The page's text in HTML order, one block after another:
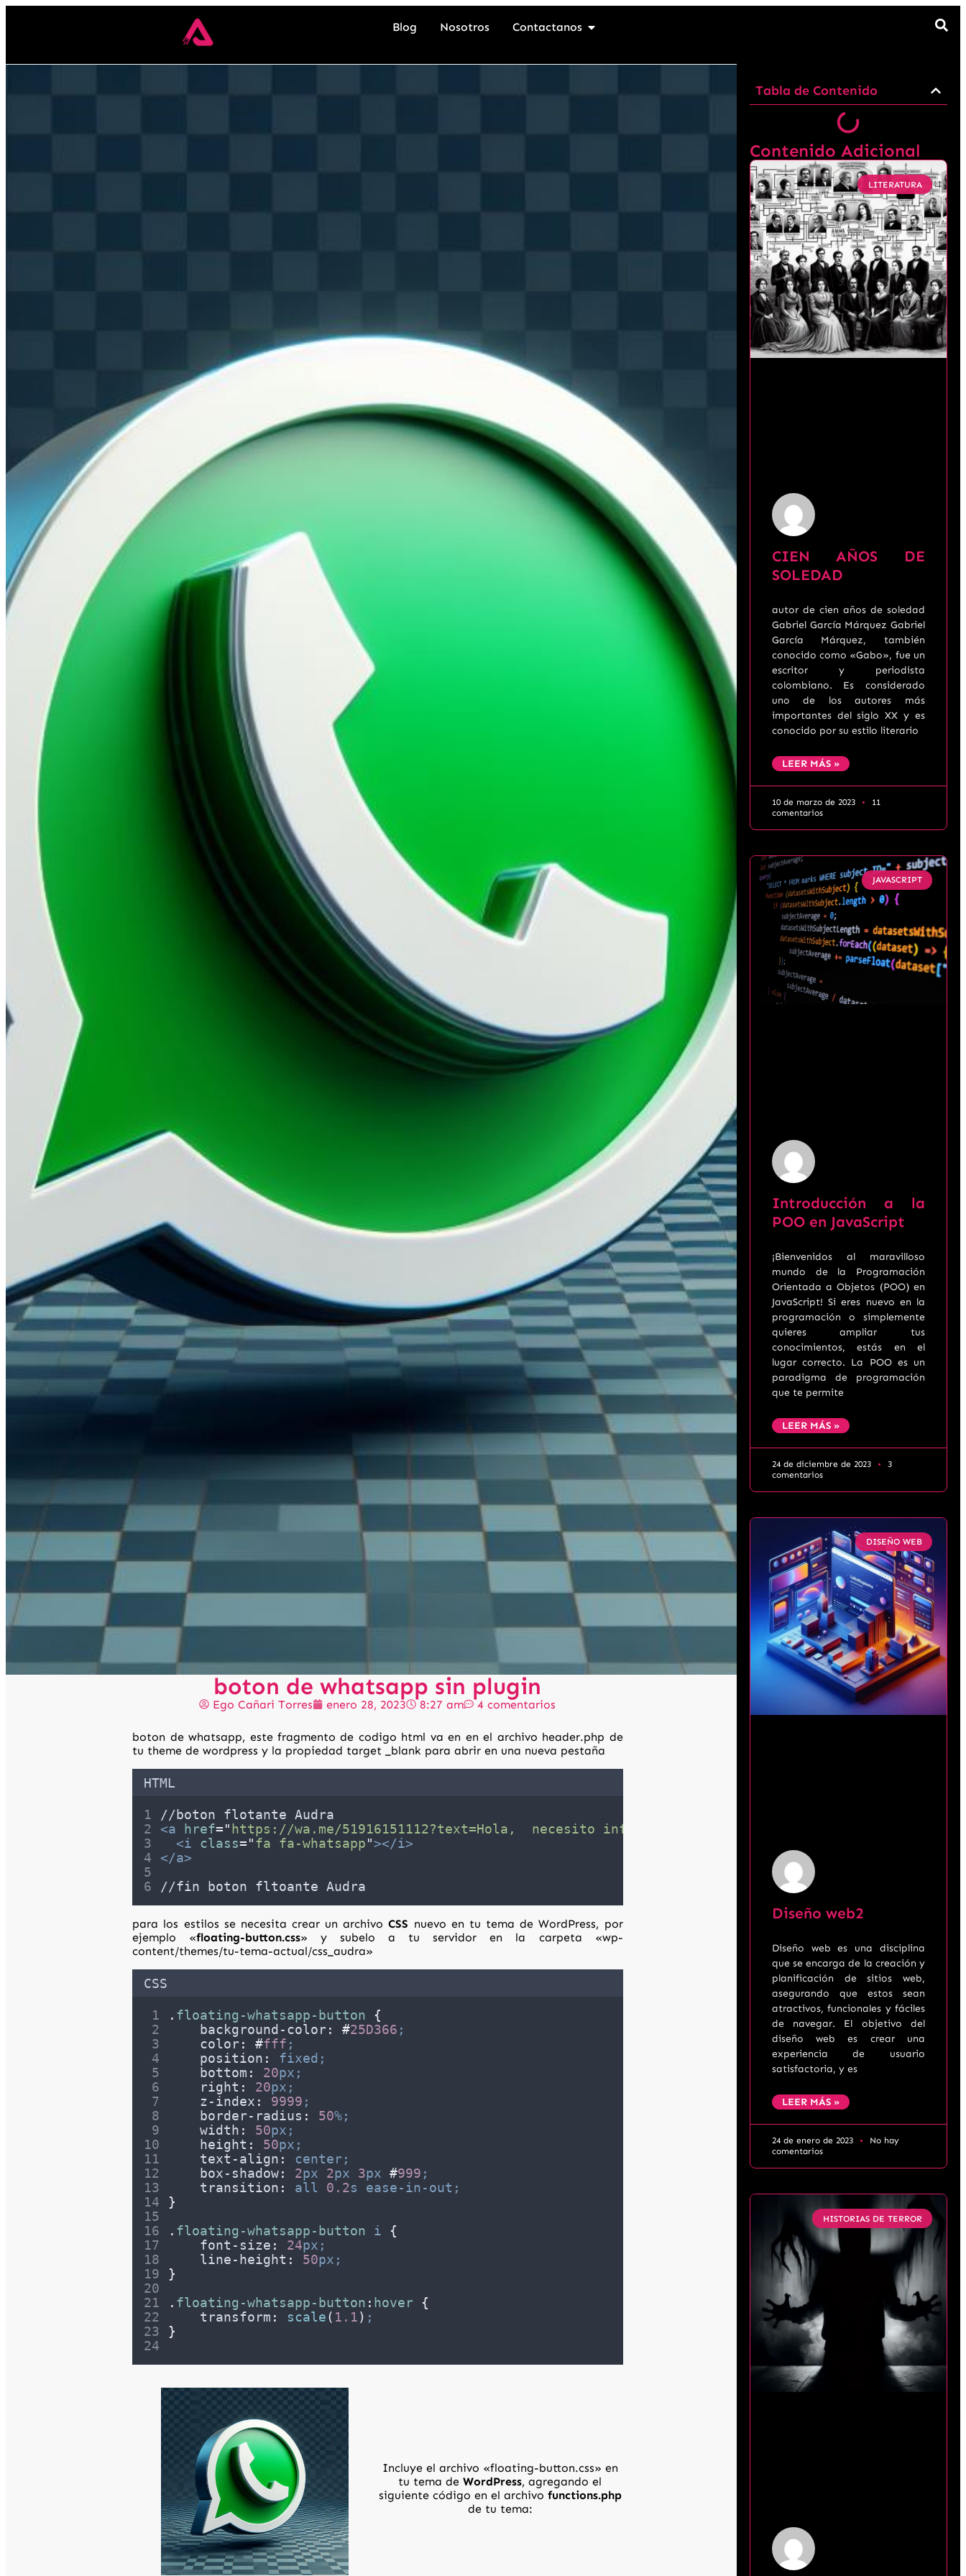
Blog Nosotros Contactanos
boton de whatsapp sin plugin
Ego Cañari Torres enero 28, 2023 8:27 am 4 comentarios
boton de whatsapp, este fragmento de codigo html va en en el archivo header.php de
tu theme de wordpress y la propiedad target _blank para abrir en una nueva pestaña
HTML
//boton flotante Audra
<a
href="https://wa.me/51916151112?text=Hola,  necesito informacion
<i
class="fa fa-whatsapp"></i>
</a>
//fin boton fltoante Audra
para los estilos se necesita crear un archivoCSS nuevo en tu tema de WordPress, por
ejemplo «floating-button.css» y subelo a tu servidor en la carpeta «wp-
content/themes/tu-tema-actual/css_audra»
CSS
. floating-whatsapp-button
{
background-color: #25D366 ;
color: #fff ;
position :
fixed;
bottom : 20px;
right : 20px;
z-index : 9999 ;
border-radius : 50%;
width : 50px;
height : 50px;
text-align :
center;
box-shadow: 2px 2px 3px #999 ;
transition : all 0.2s
ease-in-out;
}
. floating-whatsapp-button i
{
font-size : 24px;
line-height : 50px;
}
. floating-whatsapp-button : hover
{
transform : scale( 1.1) ;
}
Incluye el archivo «floating-button.css» en
tu tema deWordPress, agregando el
siguiente código en el archivo functions.php
de tu tema:
Tabla de Contenido
Contenido Adicional
LITERATURA
CIEN AÑOS DE
SOLEDAD
autor de cien años de soledad
Gabriel García Márquez Gabriel
García Márquez, también
conocido como «Gabo», fue un
escritor y periodista
colombiano. Es considerado
uno de los autores más
importantes del siglo XX y es
conocido por su estilo literario
LEER MÁS »
10 de marzo de 2023
11
comentarios
JAVASCRIPT
Introducción a la
POO en JavaScript
¡Bienvenidos al maravilloso
mundo de la Programación
Orientada a Objetos (POO) en
JavaScript! Si eres nuevo en la
programación o simplemente
quieres ampliar tus
conocimientos, estás en el
lugar correcto. La POO es un
paradigma de programación
que te permite
LEER MÁS »
24 de diciembre de 2023
3
comentarios
DISEÑO WEB
Diseño web2
Diseño web es una disciplina
que se encarga de la creación y
planificación de sitios web,
asegurando que estos sean
atractivos, funcionales y fáciles
de navegar. El objetivo del
diseño web es crear una
experiencia de usuario
satisfactoria, y es
LEER MÁS »
24 de enero de 2023
No hay
comentarios
HISTORIAS DE TERROR